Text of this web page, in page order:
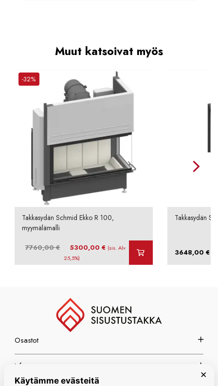
Muut katsoivat myös
-32%
Takkasydän Schmid Ekko R 100,
myymälämalli
7760,00€
Alkuperäinen
hinta
oli:
5300,00 €Nykyinen
on:
(sis. Alv
25,5%)
Takkasydän
3648,00 €
Osastot
Info
×
Käytämme evästeitä